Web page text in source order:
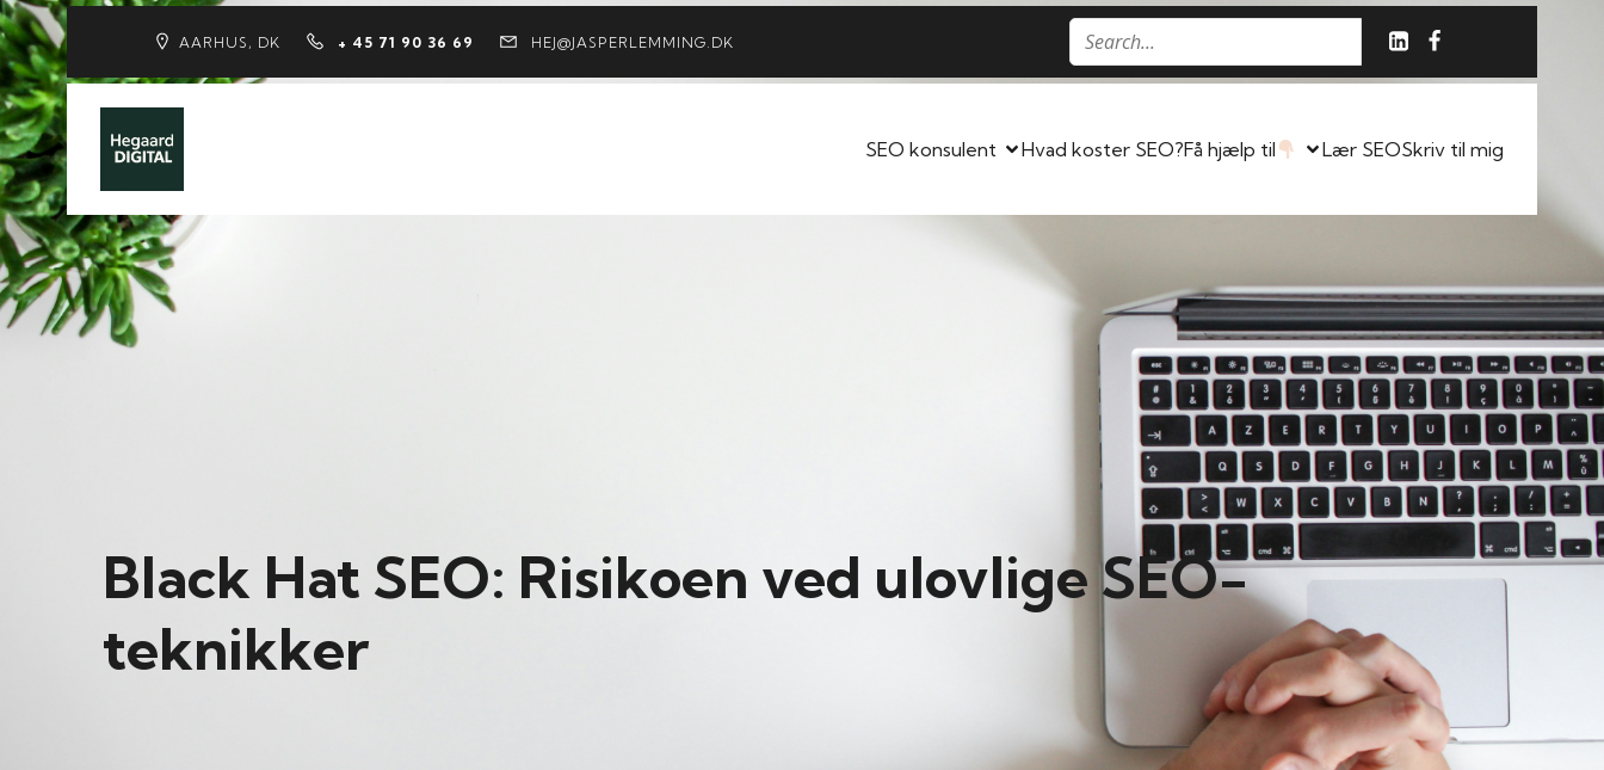
AARHUS, DK + 45 71 90 36 69 HEJ@JASPERLEMMING.DK
SEO konsulent Hvad koster SEO?Få hjælp til Lær SEOSkriv til mig
Black Hat SEO: Risikoen ved ulovlige SEO-
teknikker